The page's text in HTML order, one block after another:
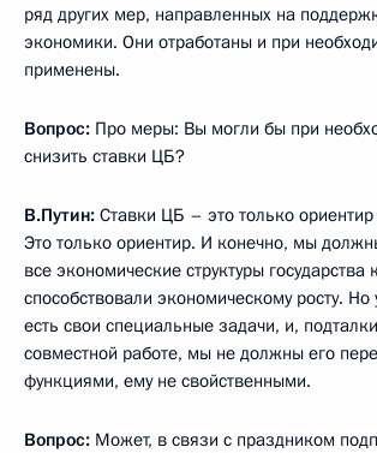
ряд других мер, направленных на
экономики. Они отработаны и при
применены.
Вопрос: Про меры: Вы могли бы при
снизить ставки ЦБ?
В.Путин: Ставки ЦБ – это только
Это только ориентир. И конечно, мы
все экономические структуры государства
способствовали экономическому росту. Но
есть свои специальные задачи, и,
совместной работе, мы не должны его
функциями, ему не свойственными.
Вопрос: Может, в связи с праздником